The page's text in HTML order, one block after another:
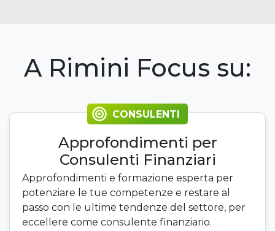
A Rimini Focus su:
CONSULENTI
Approfondimenti per
Consulenti Finanziari
Approfondimenti e formazione esperta per
potenziare le tue competenze e restare al
passo con le ultime tendenze del settore, per
eccellere come consulente finanziario.